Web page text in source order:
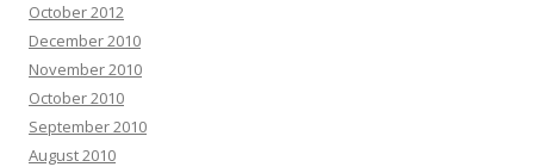
October 2012
December 2010
November 2010
October 2010
September 2010
August 2010